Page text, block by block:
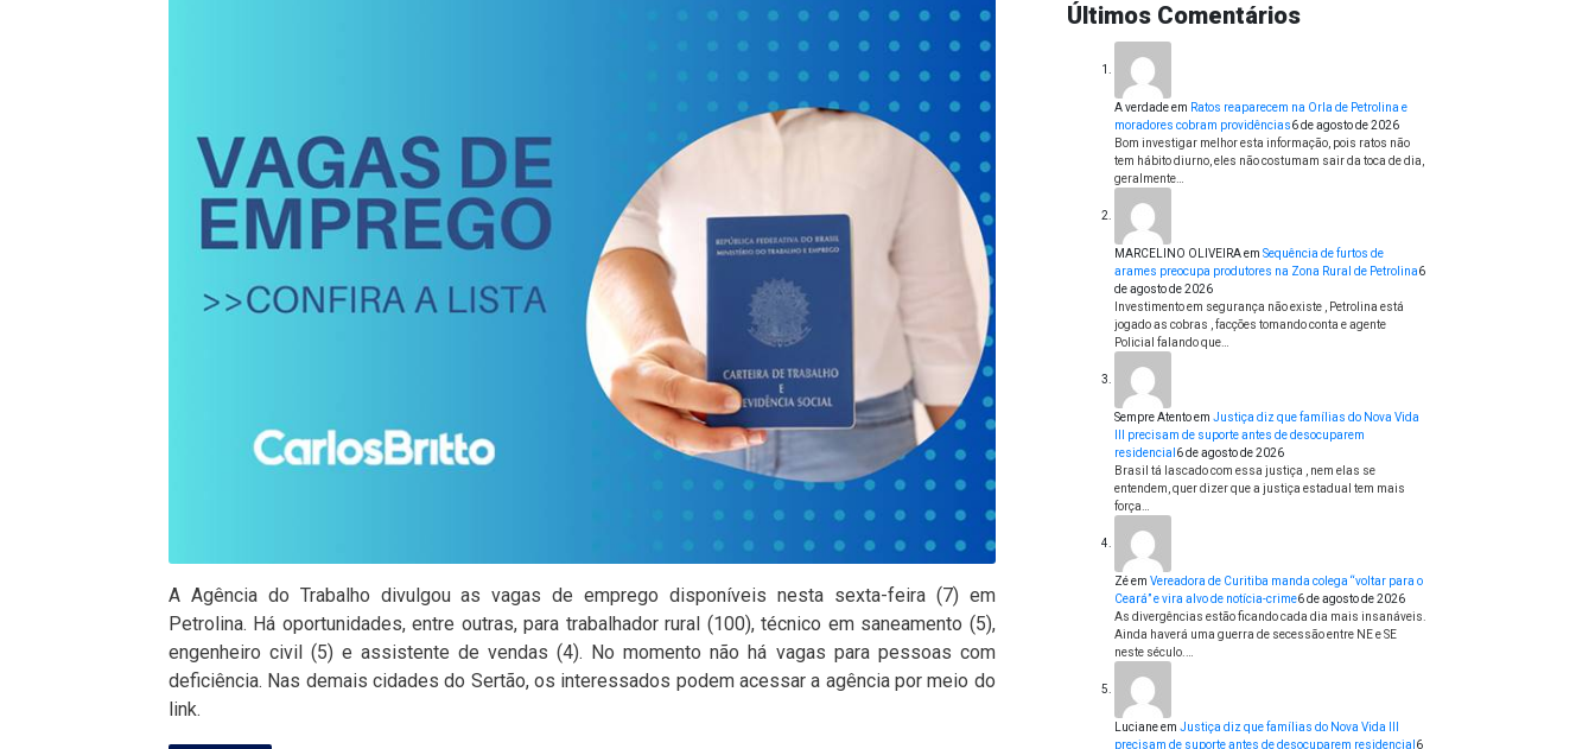
A Agência do Trabalho divulgou as vagas de emprego disponíveis nesta sexta-feira (7) em
Petrolina. Há oportunidades, entre outras, para trabalhador rural (100), técnico em saneamento (5),
engenheiro civil (5) e assistente de vendas (4). No momento não há vagas para pessoas com
deficiência. Nas demais cidades do Sertão, os interessados podem acessar a agência por meio do
link.
Últimos Comentários
A verdadeem Ratos reaparecem na Orla de Petrolina e
moradores cobram providências6 de agosto de 2026
Bom investigar melhor esta informação, pois ratos não
tem hábito diurno, eles não costumam sair da toca de dia,
geralmente…
MARCELINO OLIVEIRAem Sequência de furtos de
arames preocupa produtores na Zona Rural de Petrolina6
de agosto de 2026
Investimento em segurança não existe , Petrolina está
jogado as cobras , facções tomando conta e agente
Policial falando que…
Sempre Atentoem Justiça diz que famílias do Nova Vida
III precisam de suporte antes de desocuparem
residencial 6 de agosto de 2026
Brasil tá lascado com essa justiça , nem elas se
entendem, quer dizer que a justiça estadual tem mais
força…
Zéem Vereadora de Curitiba manda colega “voltar para o
Ceará” e vira alvo de notícia-crime6 de agosto de 2026
As divergências estão ficando cada dia mais insanáveis.
Ainda haverá uma guerra de secessão entre NE e SE
neste século.…
Lucianeem Justiça diz que famílias do Nova Vida III
precisam de suporte antes de desocuparem residencial 6